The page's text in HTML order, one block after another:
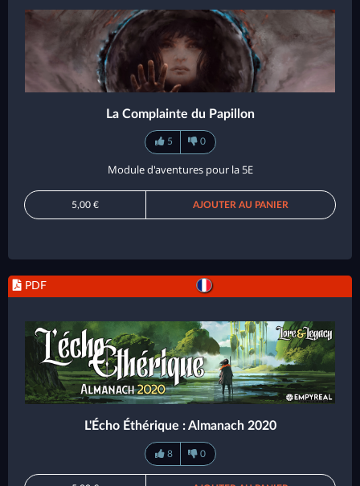
La Complainte du Papillon
5 0
Module d'aventures pour la 5E
5,00 € AJOUTER AU PANIER
PDF
L'Écho Éthérique : Almanach 2020
8 0